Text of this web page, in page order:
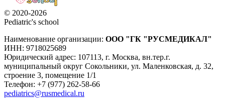
© 2020-2026
Pediatric's school
Наименование организации: ООО "ГК "РУСМЕДИКАЛ"
ИНН: 9718025689
Юридический адрес: 107113, г. Москва, вн.тер.г.
муниципальный округ Сокольники, ул. Маленковская, д. 32,
строение 3, помещение 1/1
Телефон: +7 (977) 262-58-66
pediatrics@rusmedical.ru